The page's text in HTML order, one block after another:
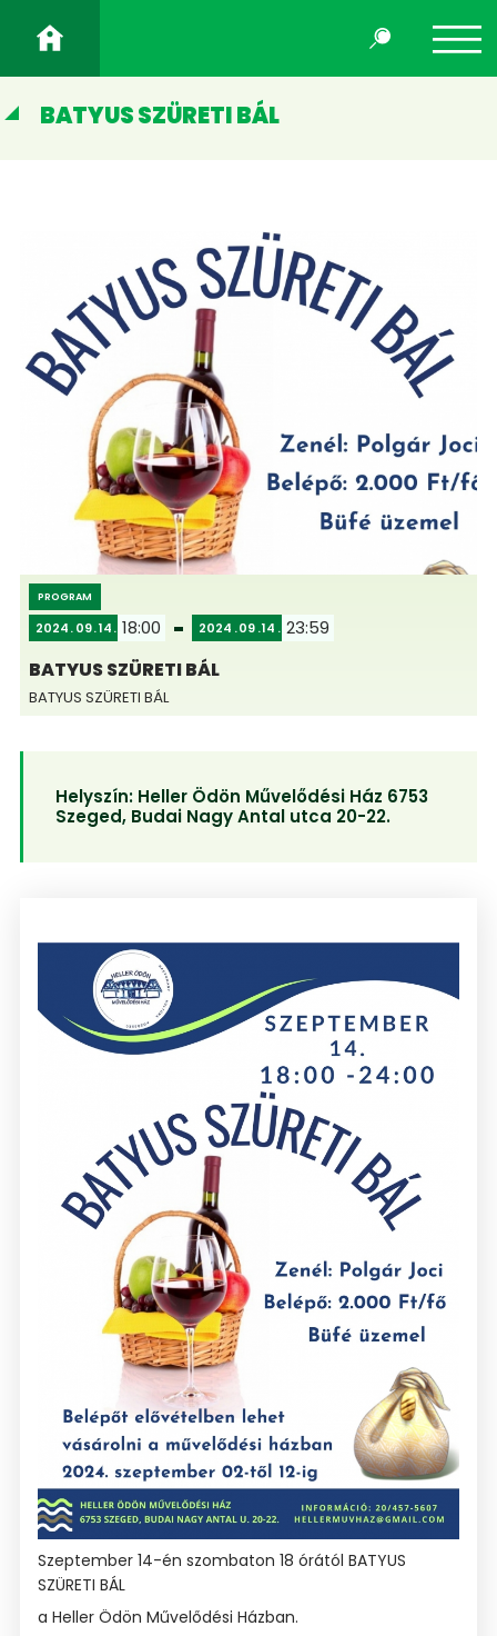
BATYUS SZÜRETI BÁL
PROGRAM
2024 09 14 18:00 2024 09 14 23:59
BATYUS SZÜRETI BÁL
BATYUS SZÜRETI BÁL
Helyszín: Heller Ödön Művelődési Ház 6753
Szeged, Budai Nagy Antal utca 20-22.
Szeptember 14-én szombaton 18 órától BATYUS
SZÜRETI BÁL
a Heller Ödön Művelődési Házban.